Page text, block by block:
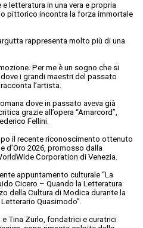
letteratura in una vera e propria
pittorico incontra la forza immortale
rappresenta molto più di una
Per me è un sogno che si
i grandi maestri del passato
l’artista.
dove in passato aveva già
grazie all’opera “Amarcord”,
Fellini.
il recente riconoscimento ottenuto
d’Oro 2026, promosso dalla
Corporation di Venezia.
appuntamento culturale “La
Cicero – Quando la Letteratura
della Cultura di Modica durante la
Quasimodo”.
e Tina Zurlo, fondatrici e curatrici